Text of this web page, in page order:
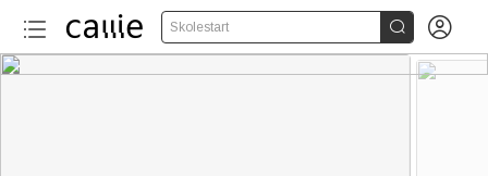
Skolestart  